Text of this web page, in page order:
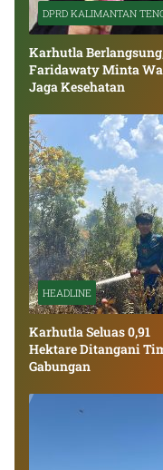
DPRD KALIMANTAN
Karhutla
Faridawaty Minta
Jaga Kesehatan
HEADLINE
Karhutla Seluas 0,91
Hektare Ditangani
Gabungan